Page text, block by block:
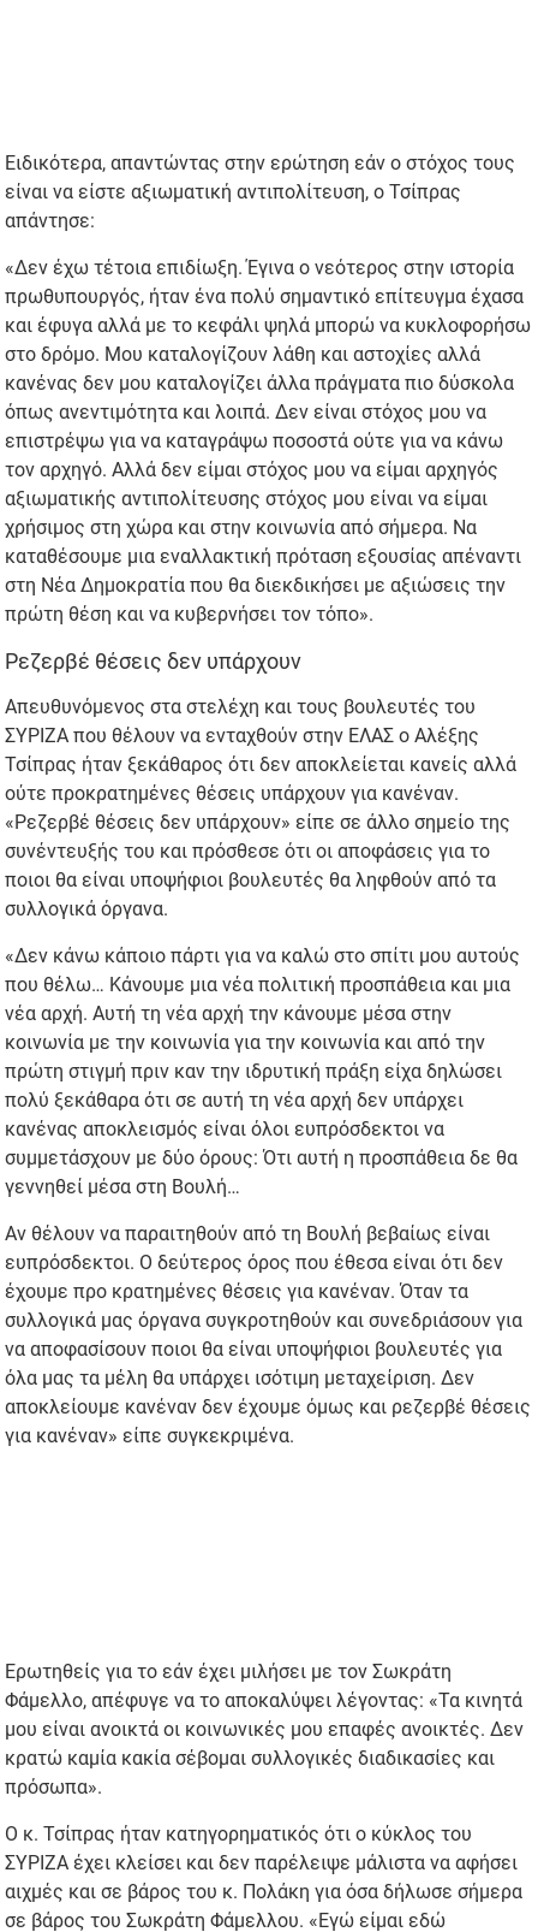
Ειδικότερα, απαντώντας στην ερώτηση εάν ο στόχος τους
είναι να είστε αξιωματική αντιπολίτευση, ο Τσίπρας
απάντησε:
«Δεν έχω τέτοια επιδίωξη. Έγινα ο νεότερος στην ιστορία
πρωθυπουργός, ήταν ένα πολύ σημαντικό επίτευγμα έχασα
και έφυγα αλλά με το κεφάλι ψηλά μπορώ να κυκλοφορήσω
στο δρόμο. Μου καταλογίζουν λάθη και αστοχίες αλλά
κανένας δεν μου καταλογίζει άλλα πράγματα πιο δύσκολα
όπως ανεντιμότητα και λοιπά. Δεν είναι στόχος μου να
επιστρέψω για να καταγράψω ποσοστά ούτε για να κάνω
τον αρχηγό. Αλλά δεν είμαι στόχος μου να είμαι αρχηγός
αξιωματικής αντιπολίτευσης στόχος μου είναι να είμαι
χρήσιμος στη χώρα και στην κοινωνία από σήμερα. Να
καταθέσουμε μια εναλλακτική πρόταση εξουσίας απέναντι
στη Νέα Δημοκρατία που θα διεκδικήσει με αξιώσεις την
πρώτη θέση και να κυβερνήσει τον τόπο».
Ρεζερβέ θέσεις δεν υπάρχουν
Απευθυνόμενος στα στελέχη και τους βουλευτές του
ΣΥΡΙΖΑ που θέλουν να ενταχθούν στην ΕΛΑΣ ο Αλέξης
Τσίπρας ήταν ξεκάθαρος ότι δεν αποκλείεται κανείς αλλά
ούτε προκρατημένες θέσεις υπάρχουν για κανέναν.
«Ρεζερβέ θέσεις δεν υπάρχουν» είπε σε άλλο σημείο της
συνέντευξής του και πρόσθεσε ότι οι αποφάσεις για το
ποιοι θα είναι υποψήφιοι βουλευτές θα ληφθούν από τα
συλλογικά όργανα.
«Δεν κάνω κάποιο πάρτι για να καλώ στο σπίτι μου αυτούς
που θέλω… Κάνουμε μια νέα πολιτική προσπάθεια και μια
νέα αρχή. Αυτή τη νέα αρχή την κάνουμε μέσα στην
κοινωνία με την κοινωνία για την κοινωνία και από την
πρώτη στιγμή πριν καν την ιδρυτική πράξη είχα δηλώσει
πολύ ξεκάθαρα ότι σε αυτή τη νέα αρχή δεν υπάρχει
κανένας αποκλεισμός είναι όλοι ευπρόσδεκτοι να
συμμετάσχουν με δύο όρους: Ότι αυτή η προσπάθεια δε θα
γεννηθεί μέσα στη Βουλή…
Αν θέλουν να παραιτηθούν από τη Βουλή βεβαίως είναι
ευπρόσδεκτοι. Ο δεύτερος όρος που έθεσα είναι ότι δεν
έχουμε προ κρατημένες θέσεις για κανέναν. Όταν τα
συλλογικά μας όργανα συγκροτηθούν και συνεδριάσουν για
να αποφασίσουν ποιοι θα είναι υποψήφιοι βουλευτές για
όλα μας τα μέλη θα υπάρχει ισότιμη μεταχείριση. Δεν
αποκλείουμε κανέναν δεν έχουμε όμως και ρεζερβέ θέσεις
για κανέναν» είπε συγκεκριμένα.
Ερωτηθείς για το εάν έχει μιλήσει με τον Σωκράτη
Φάμελλο, απέφυγε να το αποκαλύψει λέγοντας: «Τα κινητά
μου είναι ανοικτά οι κοινωνικές μου επαφές ανοικτές. Δεν
κρατώ καμία κακία σέβομαι συλλογικές διαδικασίες και
πρόσωπα».
Ο κ. Τσίπρας ήταν κατηγορηματικός ότι ο κύκλος του
ΣΥΡΙΖΑ έχει κλείσει και δεν παρέλειψε μάλιστα να αφήσει
αιχμές και σε βάρος του κ. Πολάκη για όσα δήλωσε σήμερα
σε βάρος του Σωκράτη Φάμελλου. «Εγώ είμαι εδώ